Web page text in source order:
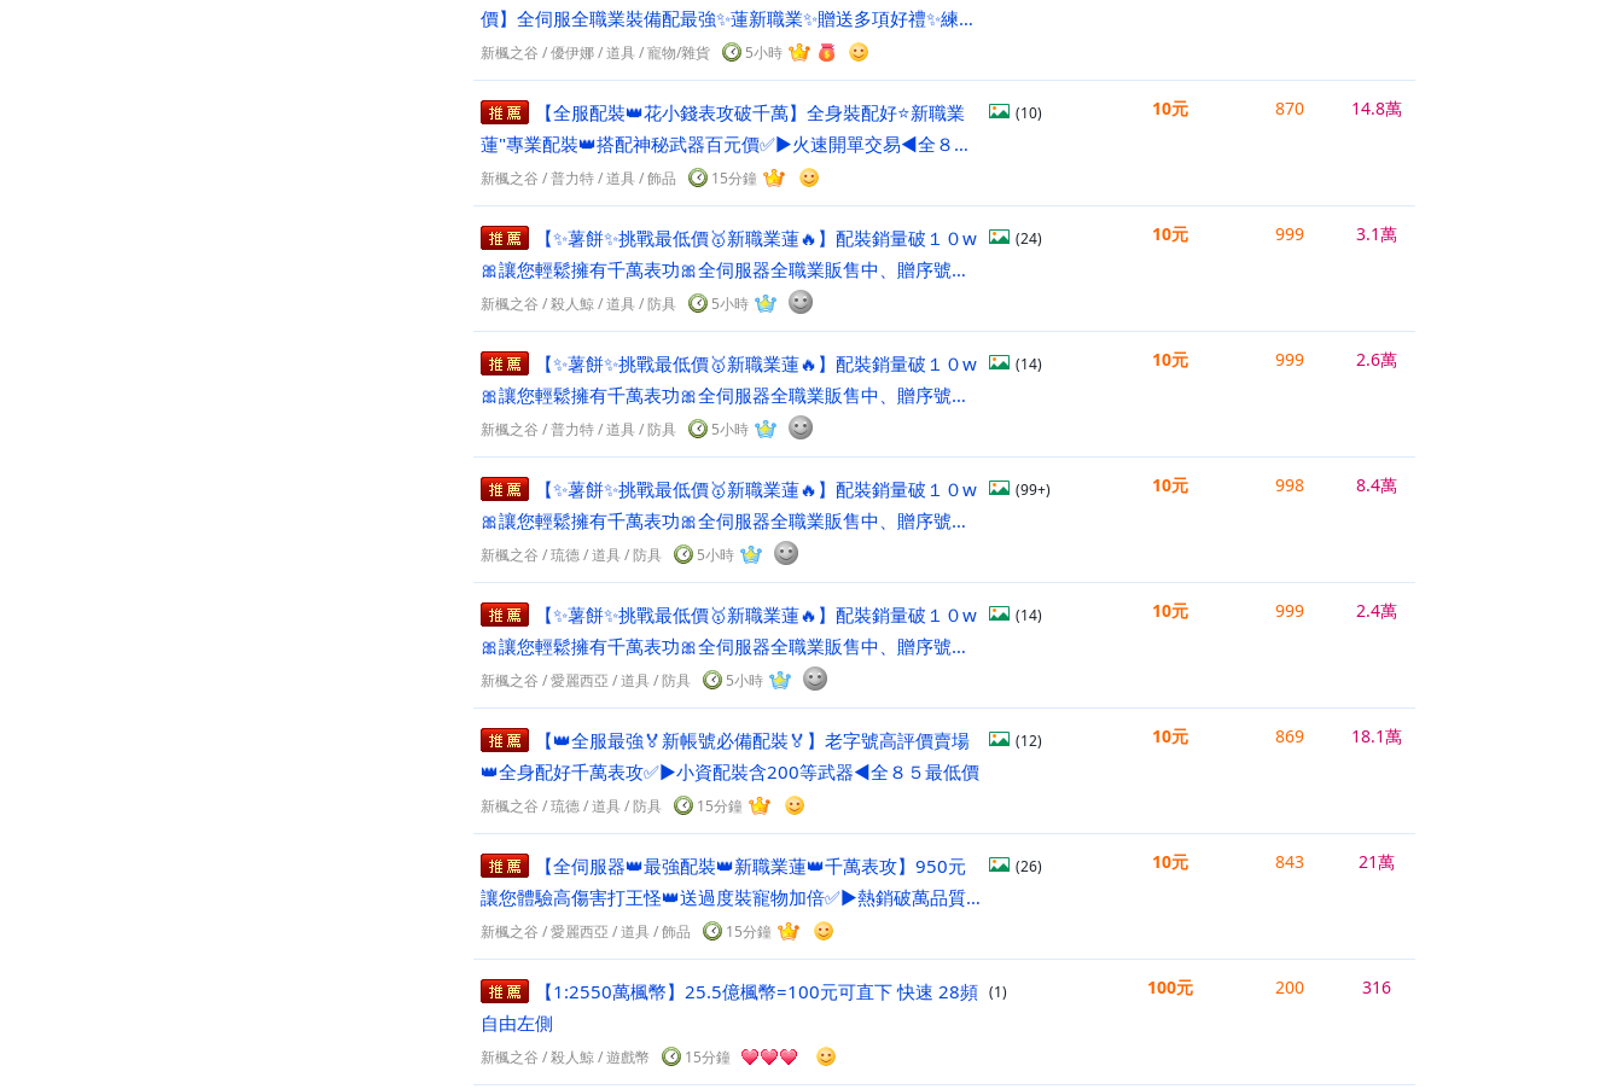
價】全伺服全職業裝備配最強✨蓮新職業✨贈送多項好禮✨練功
打王楓幣加倍點裝寵物口袋序號
新楓之谷 /優伊娜/道具 / 寵物/雜貨 5小時
【全服配裝👑花小錢表攻破千萬】全身裝配好⭐新職業
蓮"專業配裝👑搭配神秘武器百元價✅►火速開單交易◄全８５
最低
(10)
新楓之谷 /普力特/道具 / 飾品 15分鐘
10元 870 14.8萬
【✨薯餅✨挑戰最低價🥇新職業蓮🔥】配裝銷量破１０w
🎀讓您輕鬆擁有千萬表功🎀全伺服器全職業販售中、贈序號、
好禮✨
(24)
新楓之谷 /殺人鯨/道具 / 防具 5小時
10元 999 3.1萬
【✨薯餅✨挑戰最低價🥇新職業蓮🔥】配裝銷量破１０w
🎀讓您輕鬆擁有千萬表功🎀全伺服器全職業販售中、贈序號、
好禮✨
(14)
新楓之谷 /普力特/道具 / 防具 5小時
10元 999 2.6萬
【✨薯餅✨挑戰最低價🥇新職業蓮🔥】配裝銷量破１０w
🎀讓您輕鬆擁有千萬表功🎀全伺服器全職業販售中、贈序號、
好禮✨
(99+)
新楓之谷 /琉德/道具 / 防具 5小時
10元 998 8.4萬
【✨薯餅✨挑戰最低價🥇新職業蓮🔥】配裝銷量破１０w
🎀讓您輕鬆擁有千萬表功🎀全伺服器全職業販售中、贈序號、
好禮✨
(14)
新楓之谷 /愛麗西亞 /道具 / 防具 5小時
10元 999 2.4萬
【👑全服最強🏅新帳號必備配裝🏅】老字號高評價賣場
👑全身配好千萬表攻✅►小資配裝含200等武器◄全８５最低價
(12)
新楓之谷 /琉德/道具 / 防具 15分鐘
10元 869 18.1萬
【全伺服器👑最強配裝👑新職業蓮👑千萬表攻】950元
讓您體驗高傷害打王怪👑送過度裝寵物加倍✅►熱銷破萬品質
優◄全８５最低價
(26)
新楓之谷 /愛麗西亞 /道具 / 飾品 15分鐘
10元 843 21萬
【1:2550萬楓幣】25.5億楓幣=100元可直下 快速 28頻
自由左側
(1)
新楓之谷 /殺人鯨/遊戲幣 15分鐘
100元 200 316